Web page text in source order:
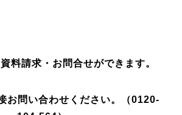
料請求・お問合せができます。
お問い合わせください。（0120-